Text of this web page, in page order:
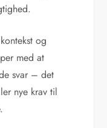
og
med at
svar – det
nye krav til